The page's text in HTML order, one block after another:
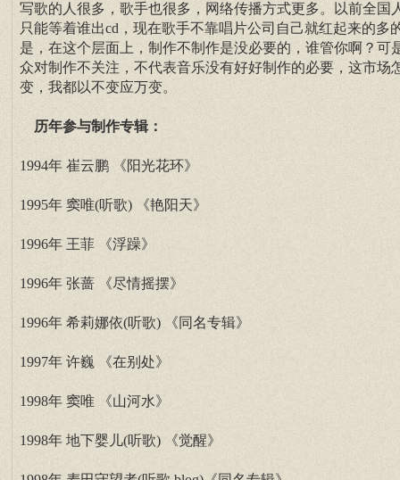
写歌的人很多，歌手也很多，网络传播方式更多。以前全国
只能等着谁出cd，现在歌手不靠唱片公司自己就红起来的多
是，在这个层面上，制作不制作是没必要的，谁管你啊？可
众对制作不关注，不代表音乐没有好好制作的必要，这市场
变，我都以不变应万变。
历年参与制作专辑：
1994年 崔云鹏 《阳光花环》
1995年 窦唯(听歌) 《艳阳天》
1996年 王菲 《浮躁》
1996年 张蔷 《尽情摇摆》
1996年 希莉娜依(听歌) 《同名专辑》
1997年 许巍 《在别处》
1998年 窦唯 《山河水》
1998年 地下婴儿(听歌) 《觉醒》